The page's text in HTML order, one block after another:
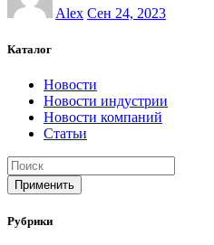
Alex Сен 24, 2023
Каталог
Новости
Новости индустрии
Новости компаний
Статьи
Применить
Рубрики